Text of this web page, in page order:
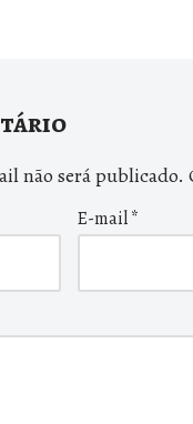
não será publicado.
E-mail*